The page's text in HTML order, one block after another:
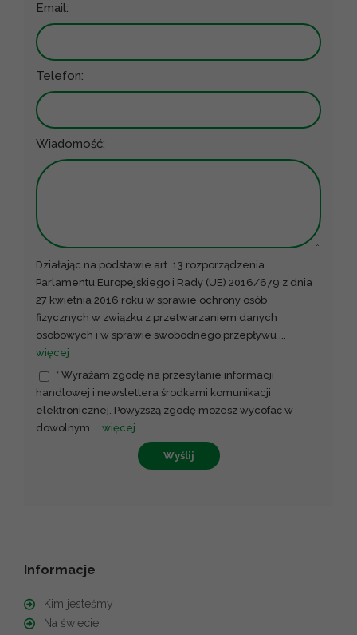
Email:
Telefon:
Wiadomość:
Działając na podstawie art. 13 rozporządzenia
Parlamentu Europejskiego i Rady (UE) 2016/679 z dnia
27 kwietnia 2016 roku w sprawie ochrony osób
fizycznych w związku z przetwarzaniem danych
osobowych i w sprawie swobodnego przepływu ...
więcej
* Wyrażam zgodę na przesyłanie informacji
handlowej i newslettera środkami komunikacji
elektronicznej. Powyższą zgodę możesz wycofać w
dowolnym ... więcej
Wyślij
Informacje
Kim jesteśmy
Na świecie